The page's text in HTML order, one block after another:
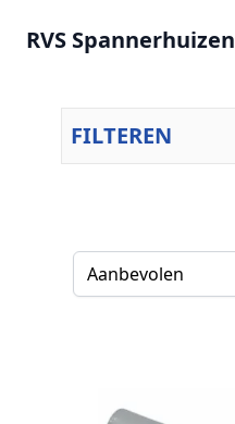
RVS Spannerhuizen
FILTEREN